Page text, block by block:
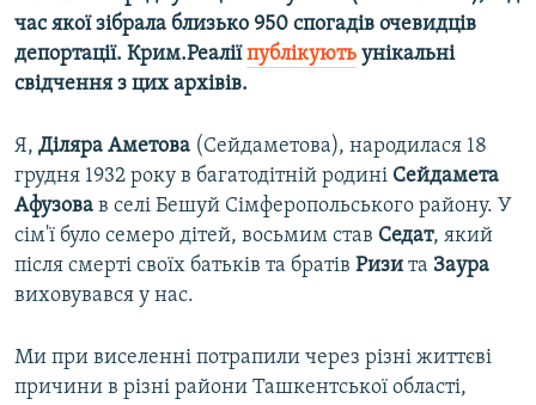
час якої зібрала близько 950 спогадів очевидців
депортації. Крим.Реаліїпублікують унікальні
свідчення з цих архівів.
Я, Діляра Аметова (Сейдаметова), народилася 18
грудня 1932 року в багатодітній родині Сейдамета
Афузова в селі Бешуй Сімферопольського району. У
сім'ї було семеро дітей, восьмим став Седат, який
після смерті своїх батьків та братів Ризи та Заура
виховувався у нас.
Ми при виселенні потрапили через різні життєві
причини в різні райони Ташкентської області,